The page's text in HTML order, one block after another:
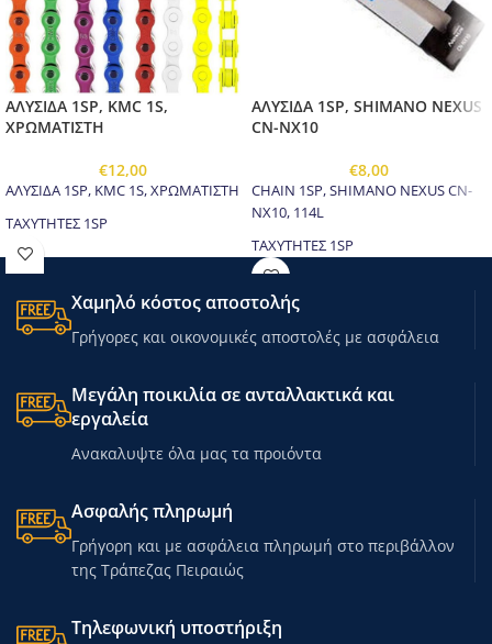
ΑΛΥΣΙΔΑ 1SP, KMC 1S,
ΧΡΩΜΑΤΙΣΤΗ
€12,00
ΑΛΥΣΙΔΑ 1SP, KMC 1S, ΧΡΩΜΑΤΙΣΤΗ
ΤΑΧΥΤΗΤΕΣ 1SP
ΑΛΥΣΙΔΑ 1SP, SHIMANO NEXUS
CN-NX10
€8,00
CHAIN 1SP, SHIMANO NEXUS CN-
NX10, 114L
ΤΑΧΥΤΗΤΕΣ 1SP
Χαμηλό κόστος αποστολής
Γρήγορες και οικονομικές αποστολές με ασφάλεια
Μεγάλη ποικιλία σε ανταλλακτικά και
εργαλεία
Ανακαλυψτε όλα μας τα προιόντα
Ασφαλής πληρωμή
Γρήγορη και με ασφάλεια πληρωμή στο περιβάλλον
της Τράπεζας Πειραιώς
Τηλεφωνική υποστήριξη